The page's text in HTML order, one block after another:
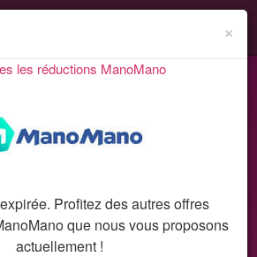
ou
Search×
les réductions ManoMano
Profitez des autres offres
que nous vous proposons
actuellement !